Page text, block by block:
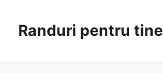
conținutRanduri pentru tine